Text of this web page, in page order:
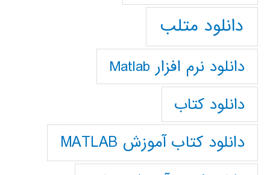
دانلود متلب
دانلود نرم افزار Matlab
دانلود کتاب
دانلود کتاب آموزش MATLAB